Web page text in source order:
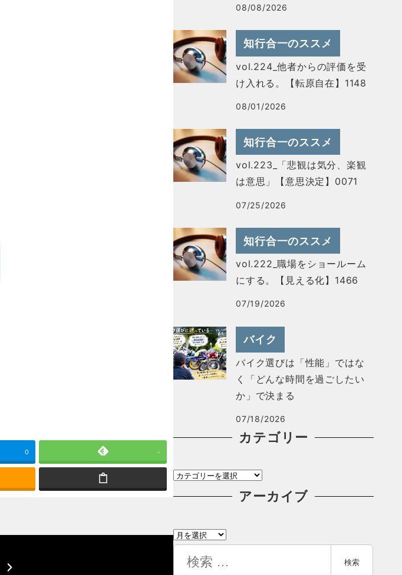
0 -
08/08/2026
知行合一のススメ
vol.224_他者からの評価を受
け入れる。【転原自在】1148
08/01/2026
知行合一のススメ
vol.223_「悲観は気分、楽観
は意思」【意思決定】0071
07/25/2026
知行合一のススメ
vol.222_職場をショールーム
にする。【見える化】1466
07/19/2026
バイク
バイク選びは「性能」ではな
く「どんな時間を過ごしたい
か」で決まる
07/18/2026
カテゴリー
カ
テ
リ
アーカイブ
ア
検索